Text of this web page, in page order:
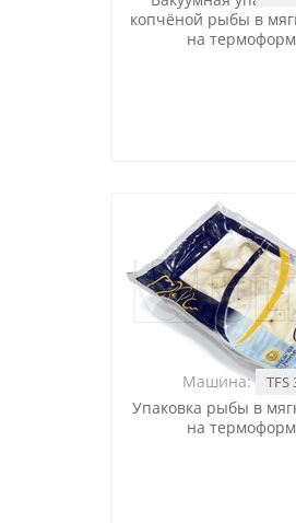
копчёной рыбы в
на
Упаковка рыбы в
на
Машина: TFS